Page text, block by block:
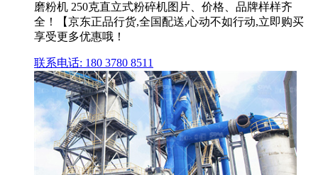
磨粉机 250克直立式粉碎机图片、价格、品牌样样齐
全！【京东正品行货,全国配送,心动不如行动,立即购买
享受更多优惠哦！
联系电话: 180 3780 8511